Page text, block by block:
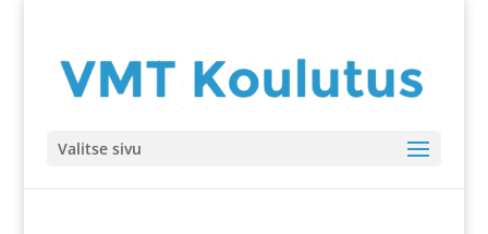
Valitse sivu